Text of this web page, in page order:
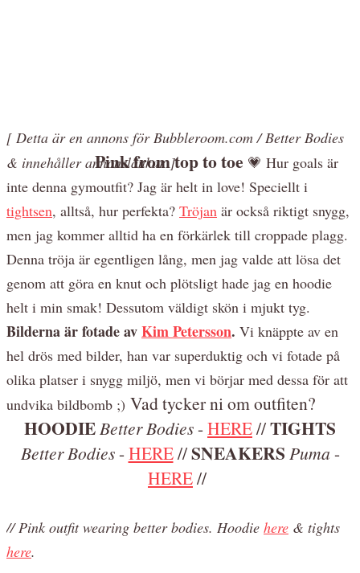
[ Detta är en annons för Bubbleroom.com / Better Bodies
& innehåller annonslänkar]
Pink from top to toe 💗 Hur goals är
inte denna gymoutfit? Jag är helt in love! Speciellt i
tightsen, alltså, hur perfekta? Tröjan är också riktigt snygg,
men jag kommer alltid ha en förkärlek till croppade plagg.
Denna tröja är egentligen lång, men jag valde att lösa det
genom att göra en knut och plötsligt hade jag en hoodie
helt i min smak! Dessutom väldigt skön i mjukt tyg.
Bilderna är fotade avKim Petersson. Vi knäppte av en
hel drös med bilder, han var superduktig och vi fotade på
olika platser i snygg miljö, men vi börjar med dessa för att
undvika bildbomb ;) Vad tycker ni om outfiten?
HOODIEBetter Bodies-HERE//TIGHTS
Better Bodies-HERE//SNEAKERS Puma -
HERE//
// Pink outfit wearing better bodies. Hoodie here & tights
here.